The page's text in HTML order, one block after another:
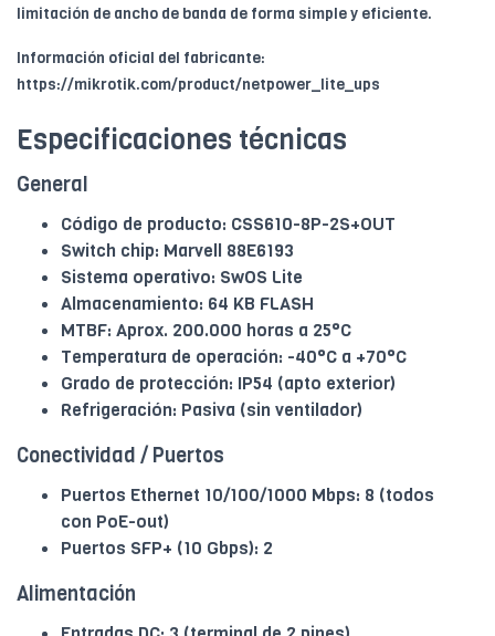
limitación de ancho de banda de forma simple y eficiente.
Información oficial del fabricante:
https://mikrotik.com/product/netpower_lite_ups
Especificaciones técnicas
General
Código de producto: CSS610-8P-2S+OUT
Switch chip: Marvell 88E6193
Sistema operativo: SwOS Lite
Almacenamiento: 64 KB FLASH
MTBF: Aprox. 200.000 horas a 25°C
Temperatura de operación: -40°C a +70°C
Grado de protección: IP54 (apto exterior)
Refrigeración: Pasiva (sin ventilador)
Conectividad / Puertos
Puertos Ethernet 10/100/1000 Mbps: 8 (todos
con PoE-out)
Puertos SFP+ (10 Gbps): 2
Alimentación